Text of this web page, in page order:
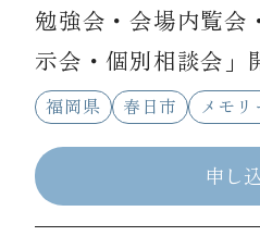
勉強会・会場内覧会
示会・個別相談会」
福岡県 春日市 メモリ
申し